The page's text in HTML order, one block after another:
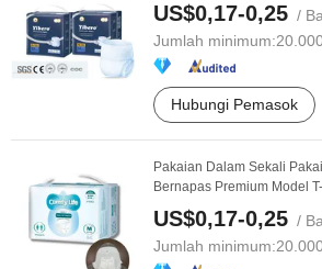
US$0,17-0,25 /
Jumlah minimum:
Hubungi Pemasok
Pakaian Dalam Sekali
Bernapas Premium Model
US$0,17-0,25 /
Jumlah minimum: